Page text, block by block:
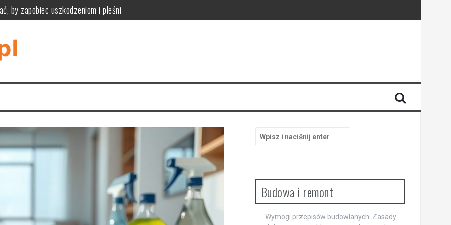
by zapobiec uszkodzeniom i pleśni
przyczyny i bezpiecznie je usunąć
funkcjonalność i praktyczne zastosowania w różnych wnętrzach
Budowa i remont
Wymogi przepisów budowlanych: Zasady